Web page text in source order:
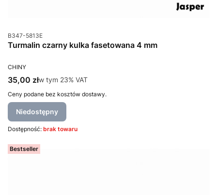
Kod produktu
B347-5813E
Turmalin czarny kulka fasetowana 4 mm
PRODUCENT
CHINY
Cena brutto
35,00 złw tym %s VAT
w tym 23% VAT
Ceny podane bez kosztów dostawy.
Niedostępny
Dostępność: brak towaru
Bestseller